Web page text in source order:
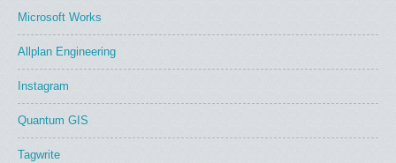
Microsoft Works
Allplan Engineering
Instagram
Quantum GIS
Tagwrite